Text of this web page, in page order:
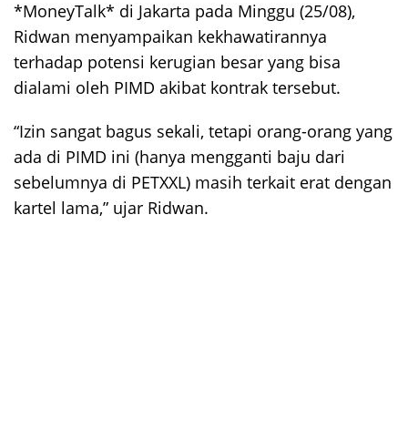
*MoneyTalk* di Jakarta pada Minggu (25/08),
Ridwan menyampaikan kekhawatirannya
terhadap potensi kerugian besar yang bisa
dialami oleh PIMD akibat kontrak tersebut.
“Izin sangat bagus sekali, tetapi orang-orang yang
ada di PIMD ini (hanya mengganti baju dari
sebelumnya di PETXXL) masih terkait erat dengan
kartel lama,” ujar Ridwan.